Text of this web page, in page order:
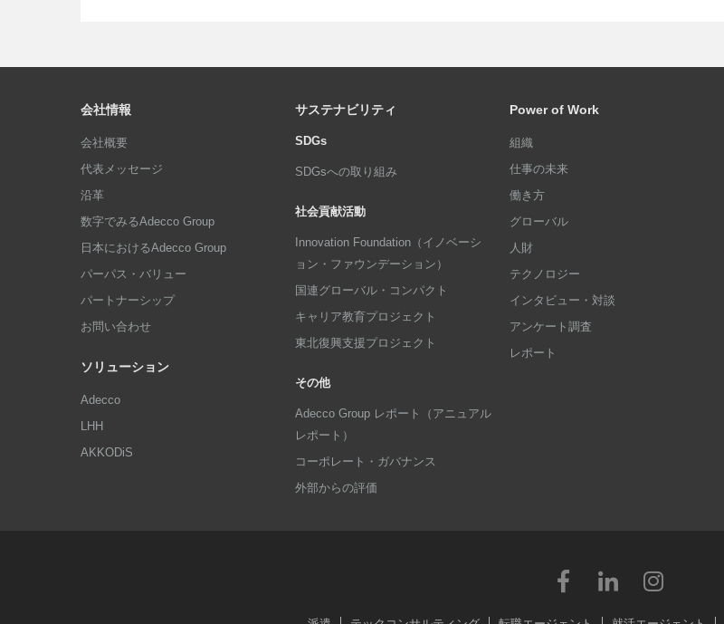
会社情報
会社概要
代表メッセージ
沿革
数字でみるAdecco Group
日本におけるAdecco Group
パーパス・バリュー
パートナーシップ
お問い合わせ
ソリューション
Adecco
LHH
AKKODiS
サステナビリティ
SDGs
SDGsへの取り組み
社会貢献活動
Innovation Foundation（イノベーシ
ョン・ファウンデーション）
国連グローバル・コンパクト
キャリア教育プロジェクト
東北復興支援プロジェクト
その他
Adecco Group レポート（アニュアル
レポート）
コーポレート・ガバナンス
外部からの評価
Power of Work
組織
仕事の未来
働き方
グローバル
人財
テクノロジー
インタビュー・対談
アンケート調査
レポート